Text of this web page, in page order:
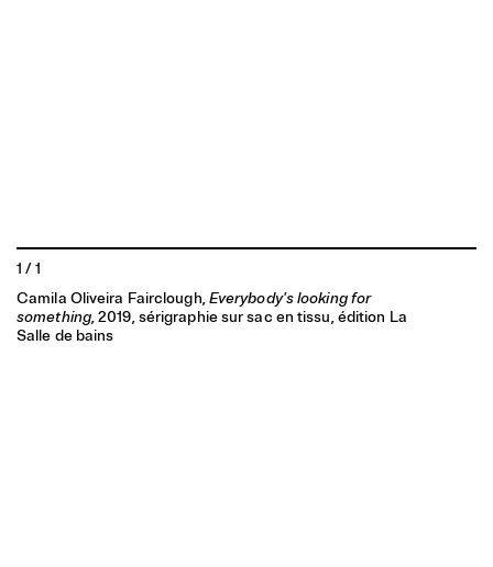
1 / 1
Camila Oliveira Fairclough,Everybody's looking for
something, 2019, sérigraphie sur sac en tissu, édition La
Salle de bains